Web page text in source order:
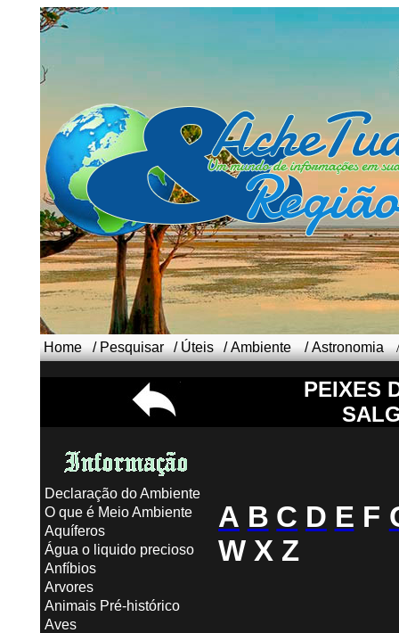
Home / Pesquisar / Úteis /Ambiente /Astronomia
PEIXES
Declaração do Ambiente
O que é Meio Ambiente
Aquíferos
Água o liquido precioso
Anfíbios
Arvores
Animais Pré-histórico
Aves
A B C D E F
W X Z